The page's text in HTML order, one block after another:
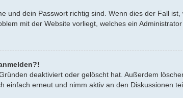
und dein Passwort richtig sind. Wenn dies der Fall
mit der Website vorliegt, welches ein
deaktiviert oder gelöscht hat. Außerdem
einfach erneut und nimm aktiv an den Diskussionen